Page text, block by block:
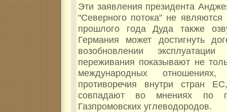
Эти заявления президента
"Северного потока" не
прошлого года Дуда также
Германия может достигнуть
возобновлении
переживания показывают не
международных
противоречия внутри стран
совпадают во мнениях по
Газпромовских углеводородов.